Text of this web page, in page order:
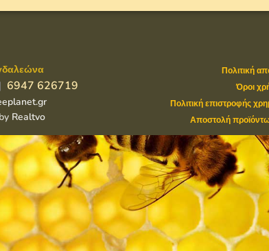
6947 626719
Realtvo
Πολιτική
Όροι
Πολιτική επιστροφής
Αποστολή